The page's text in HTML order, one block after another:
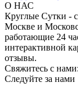
О НАС
Круглые Сутки -
Москве и
работающие 24
интерактивной
отзывы.
Свяжитесь с нами:
Следуйте за нами